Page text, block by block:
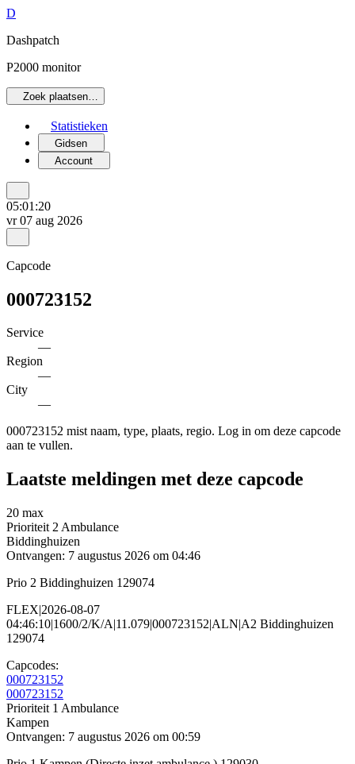
D
Dashpatch
P2000 monitor
Zoek plaatsen…
Statistieken
Gidsen
Account
05:01:20
vr 07 aug 2026
Capcode
000723152
Service
—
Region
—
City
—
000723152 mist naam, type, plaats, regio. Log in om deze capcode
aan te vullen.
Laatste meldingen met deze capcode
20 max
Prioriteit 2 Ambulance
Biddinghuizen
Ontvangen: 7 augustus 2026 om 04:46
Prio 2 Biddinghuizen 129074
FLEX|2026-08-07
04:46:10|1600/2/K/A|11.079|000723152|ALN|A2 Biddinghuizen
129074
Capcodes:
000723152
000723152
Prioriteit 1 Ambulance
Kampen
Ontvangen: 7 augustus 2026 om 00:59